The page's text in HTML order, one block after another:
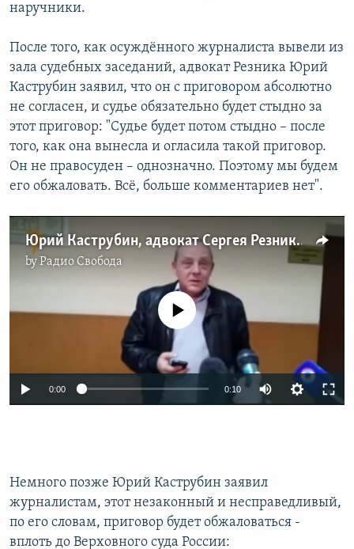
наручники.
После того, как осуждённого журналиста вывели из
зала судебных заседаний, адвокат Резника Юрий
Каструбин заявил, что он с приговором абсолютно
не согласен, и судье обязательно будет стыдно за
этот приговор: "Судье будет потом стыдно – после
того, как она вынесла и огласила такой приговор.
Он не правосуден – однозначно. Поэтому мы будем
его обжаловать. Всё, больше комментариев нет".
Юрий Каструбин, адвокат Сергея Резника
byРадио Свобода
No media source currently available
0:00 0:10
Немного позже Юрий Каструбин заявил
журналистам, этот незаконный и несправедливый,
по его словам, приговор будет обжаловаться -
вплоть до Верховного суда России: